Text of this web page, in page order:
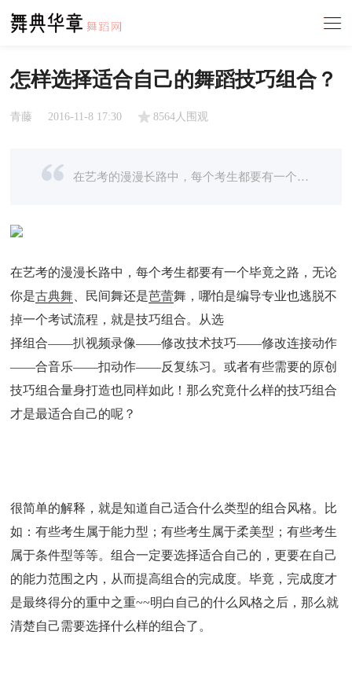
怎样选择适合自己的舞蹈技巧组合？
青藤 2016-11-8 17:30 8564人围观
在艺考的漫漫长路中，每个考生都要有一个毕竟之路
在艺考的漫漫长路中，每个考生都要有一个毕竟之路，无论
你是古典舞 、民间舞还是芭蕾舞，哪怕是编导专业也逃脱不
掉一个考试流程，就是技巧组合。从选
择组合——扒视频录像——修改技术技巧——修改连接动作
——合音乐——扣动作——反复练习。或者有些需要的原创
技巧组合量身打造也同样如此！那么究竟什么样的技巧组合
才是最适合自己的呢？
很简单的解释，就是知道自己适合什么类型的组合风格。比
如：有些考生属于能力型；有些考生属于柔美型；有些考生
属于条件型等等。组合一定要选择适合自己的，更要在自己
的能力范围之内，从而提高组合的完成度。毕竟，完成度才
是最终得分的重中之重~~明白自己的什么风格之后，那么就
清楚自己需要选择什么样的组合了。